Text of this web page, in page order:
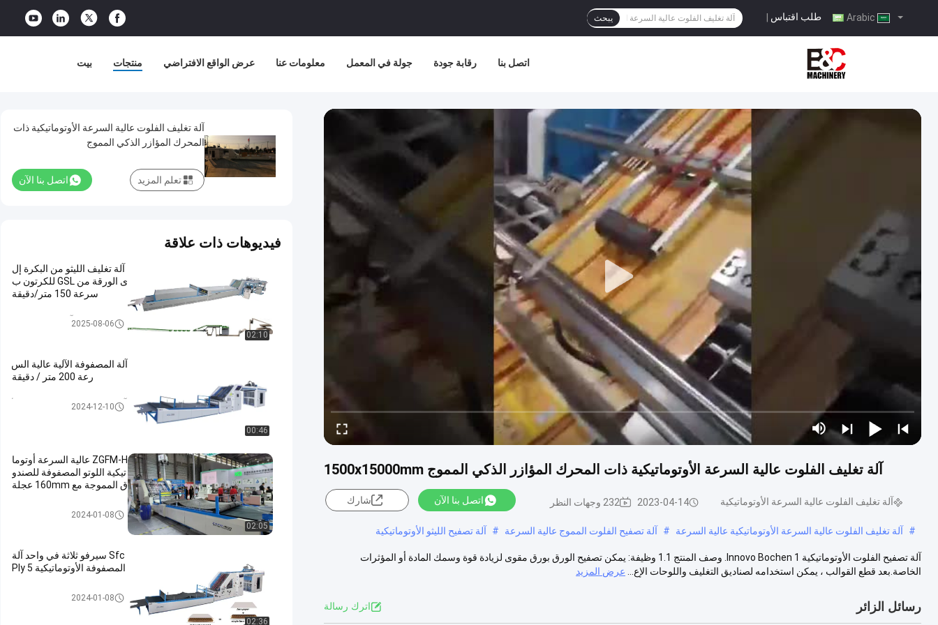
طلب اقتباس يبحث
بيت منتجات عرض الواقع الافتراضي معلومات عنا جولة في المعمل رقابة جودة اتصل بنا
آلة تغليف الفلوت عالية السرعة الأوتوماتيكية ذات المحرك المؤازر الذكي المموج 1500x15000mm
آلة تغليف الفلوت عالية السرعة الأوتوماتيكية 2023-04-14 232 وجهات النظر اتصل بنا الآن شارك
# آلة تغليف الفلوت عالية السرعة الأوتوماتيكية عالية السرعة # آلة تصفيح الفلوت المموج عالية السرعة # آلة تصفيح الليثو الأوتوماتيكية
آلة تصفيح الفلوت الأوتوماتيكية Innovo Bochen 1. وصف المنتج 1.1 وظيفة: يمكن تصفيح الورق بورق مقوى لزيادة قوة وسمك المادة أو المؤثرات
الخاصة.بعد قطع القوالب ، يمكن استخدامه لصناديق التغليف واللوحات الإع...
عرض المزيد
رسائل الزائر اترك رسالة
آلة تغليف الفلوت عالية السرعة الأوتوماتيكية ذات
المحرك المؤازر الذكي المموج
اتصل بنا الآن تعلم المزيد
فيديوهات ذات علاقة
02:10
آلة تغليف الليثو من البكرة إل
ى الورقة من GSL للكرتون ب
سرعة 150 متر/دقيقة
آلة تغليف الكرتون2025-08-06
00:46
آلة المصفوفة الآلية عالية الس
رعة 200 متر / دقيقة
آلة تغليف الفلوت عالية السرعة الأ
2024-12-10
02:05
ZGFM-H عالية السرعة أوتوما
تيكية اللوتو المصفوفة للصندو
ق المموجة مع 160mm عجلة
2024-01-08
02:36
Sfc سيرفو ثلاثة في واحد آلة
المصفوفة الأوتوماتيكية 5 Ply
2024-01-08